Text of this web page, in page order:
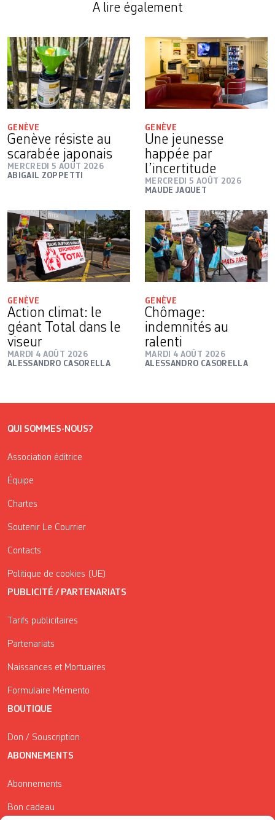
A lire également
GENÈVE
Genève résiste au
scarabée japonais
MERCREDI 5 AOÛT 2026
ABIGAIL ZOPPETTI
GENÈVE
Une jeunesse
happée par
l’incertitude
MERCREDI 5 AOÛT 2026
MAUDE JAQUET
GENÈVE
Action climat: le
géant Total dans le
viseur
MARDI 4 AOÛT 2026
ALESSANDRO CASORELLA
GENÈVE
Chômage:
indemnités au
ralenti
MARDI 4 AOÛT 2026
ALESSANDRO CASORELLA
QUI SOMMES-NOUS?
Association éditrice
Équipe
Chartes
Soutenir Le Courrier
Contacts
Politique de cookies (UE)
PUBLICITÉ / PARTENARIATS
Tarifs publicitaires
Partenariats
Naissances et Mortuaires
Formulaire Mémento
BOUTIQUE
Don / Souscription
ABONNEMENTS
Abonnements
Bon cadeau